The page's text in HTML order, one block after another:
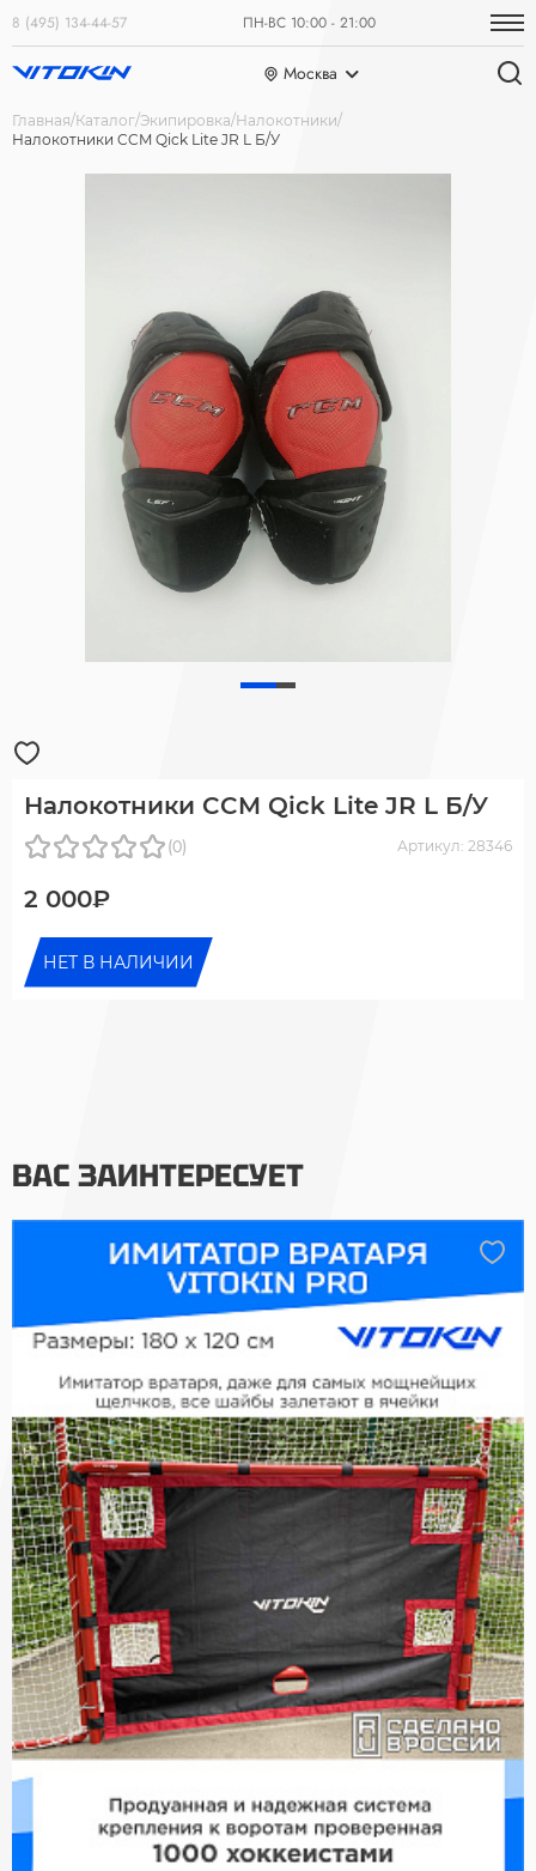
8 (495) 134-44-57 ПН-ВС 10:00 - 21:00
Москва
Главная Каталог Экипировка Налокотники
Налокотники CCM Qick Lite JR L Б/У
Налокотники CCM Qick Lite JR L Б/У
(0) Артикул: 28346
2 000₽
НЕТ В НАЛИЧИИ
ВАС ЗАИНТЕРЕСУЕТ